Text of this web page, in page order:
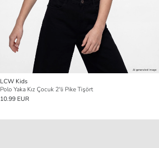
LCW Kids
Polo Yaka Kız Çocuk 2'li Pike Tişört
10.99 EUR